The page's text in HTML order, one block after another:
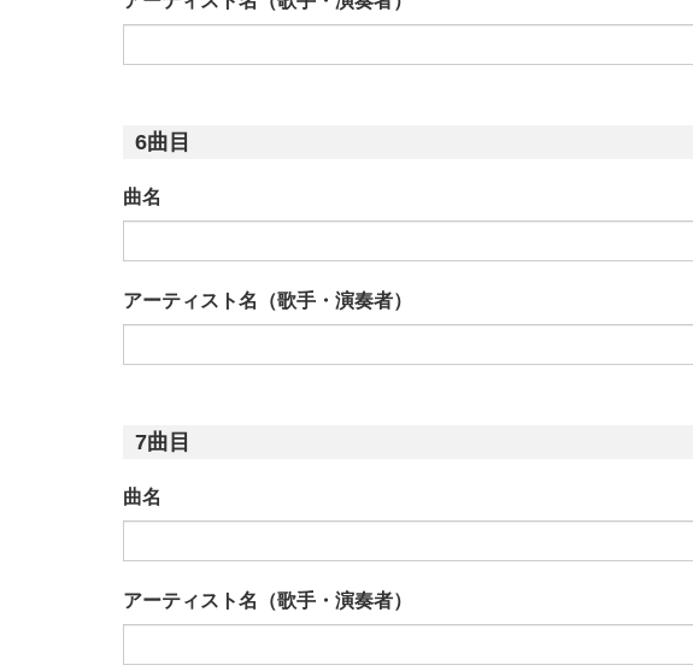
6曲目
曲名
アーティスト名（歌手・演奏者）
7曲目
曲名
アーティスト名（歌手・演奏者）